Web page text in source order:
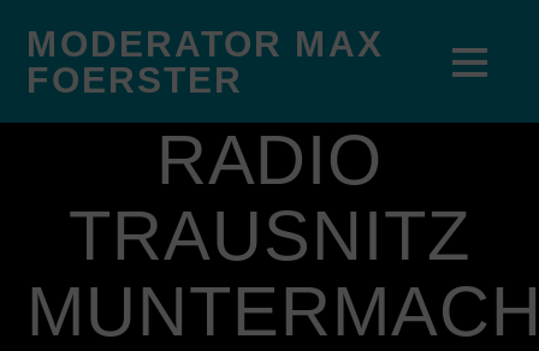
MODERATOR MAX
FOERSTER
RADIO
TRAUSNITZ